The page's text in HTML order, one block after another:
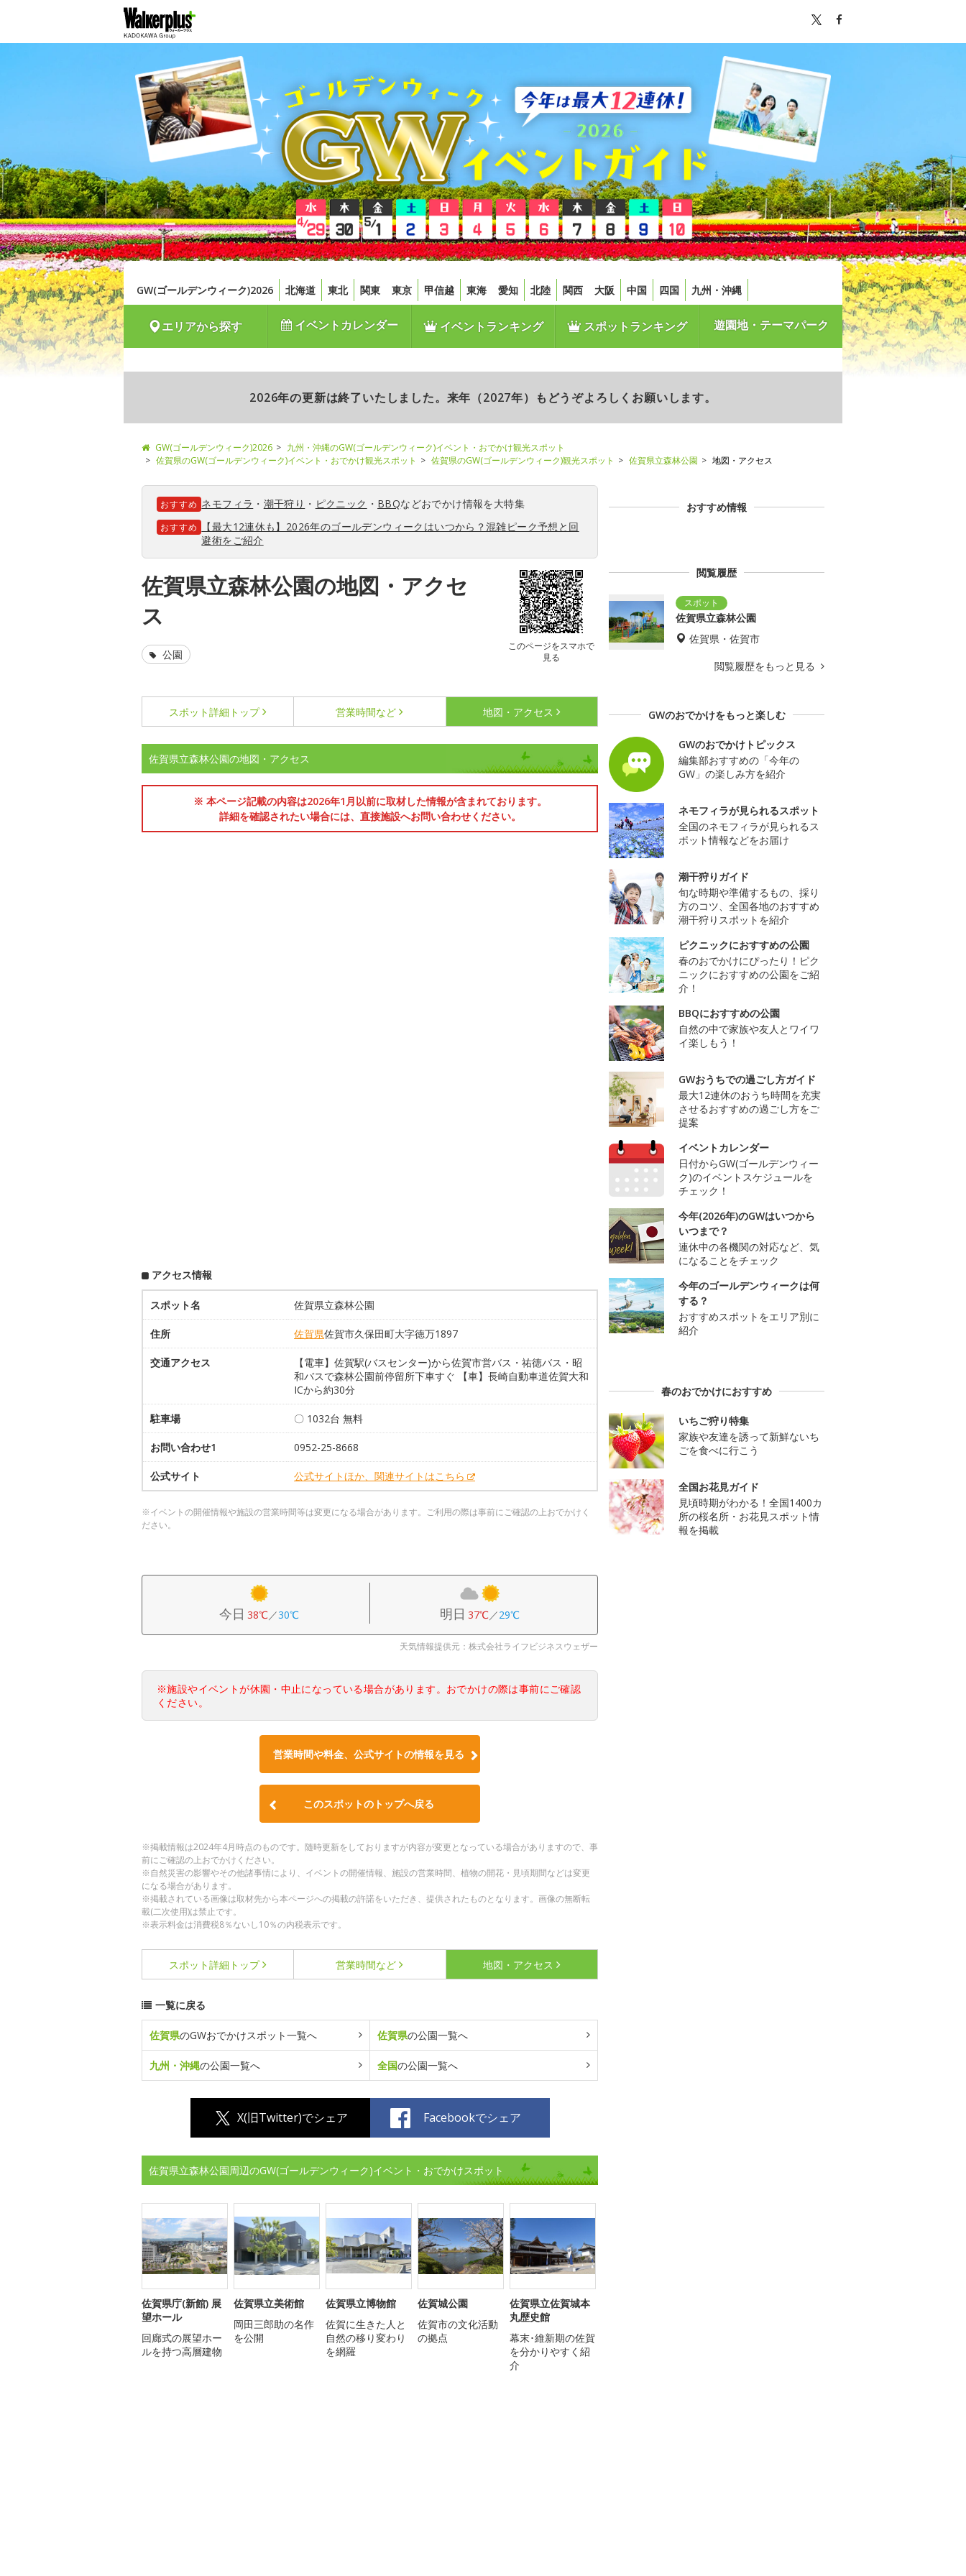
GW(ゴールデンウィーク)2026 北海道 東北 関東 東京 甲信越 東海 愛知 北陸 関西 大阪 中国 四国 九州・沖縄
エリアから探す イベントカレンダー イベントランキング スポットランキング 遊園地・テーマパーク
2026年の更新は終了いたしました。来年（2027年）もどうぞよろしくお願いします。
GW(ゴールデンウィーク)2026
九州・沖縄のGW(ゴールデンウィーク)イベント・おでかけ観光スポット
佐賀県のGW(ゴールデンウィーク)イベント・おでかけ観光スポット
佐賀県のGW(ゴールデンウィーク)観光スポット 佐賀県立森林公園 地図・アクセス
おすすめ ネモフィラ ・ 潮干狩り ・ ピクニック ・ BBQなどおでかけ情報を大特集
おすすめ
【最大12連休も】2026年のゴールデンウィークはいつから？混雑ピーク予想と回
避術をご紹介
佐賀県立森林公園の地図・アクセ
ス
このページをスマホで
見る
公園
スポット詳細 トップ 営業時間など 地図・アクセス
佐賀県立森林公園の地図・アクセス
※ 本ページ記載の内容は2026年1月以前に取材した情報が含まれております。
詳細を確認されたい場合には、直接施設へお問い合わせください。
アクセス情報
スポット名 佐賀県立森林公園
住所 佐賀県佐賀市久保田町大字徳万1897
交通アクセス
【電車】佐賀駅(バスセンター)から佐賀市営バス・祐徳バス・昭
和バスで森林公園前停留所下車すぐ 【車】長崎自動車道佐賀大和
ICから約30分
駐車場 〇 1032台 無料
お問い合わせ1 0952-25-8668
公式サイト 公式サイトほか、関連サイトはこちら
※イベントの開催情報や施設の営業時間等は変更になる場合があります。ご利用の際は事前にご確認の上おでかけく
ださい。
今日 38℃／30℃ 明日 37℃／29℃
天気情報提供元：株式会社ライフビジネスウェザー
※施設やイベントが休園・中止になっている場合があります。おでかけの際は事前にご確認
ください。
営業時間や料金、公式サイトの情報を見る
このスポットのトップへ戻る
※掲載情報は2024年4月時点のものです。随時更新をしておりますが内容が変更となっている場合がありますので、事
前にご確認の上おでかけください。
※自然災害の影響やその他諸事情により、イベントの開催情報、施設の営業時間、植物の開花・見頃期間などは変更
になる場合があります。
※掲載されている画像は取材先から本ページへの掲載の許諾をいただき、提供されたものとなります。画像の無断転
載(二次使用)は禁止です。
※表示料金は消費税8％ないし10％の内税表示です。
スポット詳細 トップ 営業時間など 地図・アクセス
一覧に戻る
佐賀県のGWおでかけスポット一覧へ 佐賀県の公園一覧へ
九州・沖縄の公園一覧へ 全国の公園一覧へ
X(旧Twitter)でシェア Facebookでシェア
佐賀県立森林公園周辺のGW(ゴールデンウィーク)イベント・おでかけスポット
佐賀県庁(新館) 展
望ホール
回廊式の展望ホー
ルを持つ高層建物
佐賀県立美術館
岡田三郎助の名作
を公開
佐賀県立博物館
佐賀に生きた人と
自然の移り変わり
を網羅
佐賀城公園
佐賀市の文化活動
の拠点
佐賀県立佐賀城本
丸歴史館
幕末･維新期の佐賀
を分かりやすく紹
介
おすすめ情報
閲覧履歴
佐賀県立森林公園
佐賀県・佐賀市
閲覧履歴をもっと見る
GWのおでかけをもっと楽しむ
GWのおでかけトピックス
編集部おすすめの「今年の
GW」の楽しみ方を紹介
ネモフィラが見られるスポット
全国のネモフィラが見られるス
ポット情報などをお届け
潮干狩りガイド
旬な時期や準備するもの、採り
方のコツ、全国各地のおすすめ
潮干狩りスポットを紹介
ピクニックにおすすめの公園
春のおでかけにぴったり！ピク
ニックにおすすめの公園をご紹
介！
BBQにおすすめの公園
自然の中で家族や友人とワイワ
イ楽しもう！
GWおうちでの過ごし方ガイド
最大12連休のおうち時間を充実
させるおすすめの過ごし方をご
提案
イベントカレンダー
日付からGW(ゴールデンウィー
ク)のイベントスケジュールを
チェック！
今年(2026年)のGWはいつから
いつまで？
連休中の各機関の対応など、気
になることをチェック
今年のゴールデンウィークは何
する？
おすすめスポットをエリア別に
紹介
春のおでかけにおすすめ
いちご狩り特集
家族や友達を誘って新鮮ないち
ごを食べに行こう
全国お花見ガイド
見頃時期がわかる！全国1400カ
所の桜名所・お花見スポット情
報を掲載